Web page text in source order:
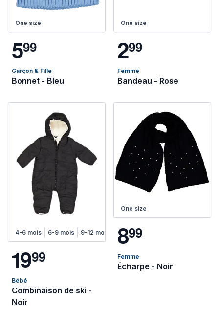
One size
599
Garçon & Fille
Bonnet - Bleu
One size
299
Femme
Bandeau - Rose
4-6 mois 6-9 mois 9-12 mois 12-18 mois
1999
Bébé
Combinaison de ski -
Noir
One size
899
Femme
Écharpe - Noir